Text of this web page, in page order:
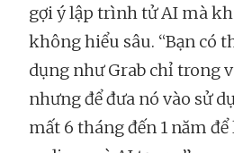
gợi ý lập trình tử AI mà
không hiểu sâu. “Bạn có
dụng như Grab chỉ trong
nhưng để đưa nó vào sử
mất 6 tháng đến 1 năm